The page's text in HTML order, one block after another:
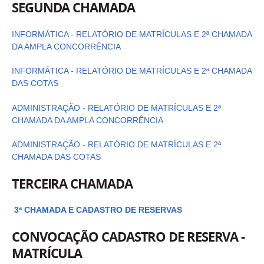
SEGUNDA CHAMADA
INFORMÁTICA - RELATÓRIO DE MATRÍCULAS E 2ª CHAMADA
DA AMPLA CONCORRÊNCIA
INFORMÁTICA - RELATÓRIO DE MATRÍCULAS E 2ª CHAMADA
DAS COTAS
ADMINISTRAÇÃO - RELATÓRIO DE MATRÍCULAS E 2ª
CHAMADA DA AMPLA CONCORRÊNCIA
ADMINISTRAÇÃO - RELATÓRIO DE MATRÍCULAS E 2ª
CHAMADA DAS COTAS
TERCEIRA CHAMADA
3ª CHAMADA E CADASTRO DE RESERVAS
CONVOCAÇÃO CADASTRO DE RESERVA -
MATRÍCULA